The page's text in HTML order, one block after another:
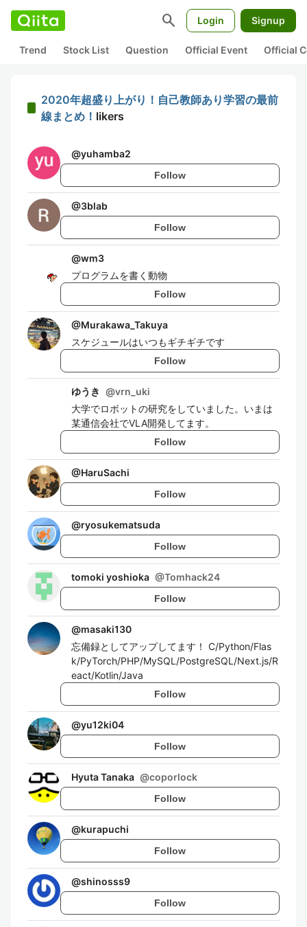
search Login Signup
Trend Stock List Question Official Event Official
2020年超盛り上がり！自己教師あり学習の最前
線まとめ！ likers
@yuhamba2
Follow
@3blab
Follow
@wm3
プログラムを書く動物
Follow
@Murakawa_Takuya
スケジュールはいつもギチギチです
Follow
ゆうき @vrn_uki
大学でロボットの研究をしていました。いまは
某通信会社でVLA開発してます。
Follow
@HaruSachi
Follow
@ryosukematsuda
Follow
tomoki yoshioka @Tomhack24
Follow
@masaki130
忘備録としてアップしてます！ C/Python/Flas
k/PyTorch/PHP/MySQL/PostgreSQL/Next.js/R
eact/Kotlin/Java
Follow
@yu12ki04
Follow
Hyuta Tanaka @coporlock
Follow
@kurapuchi
Follow
@shinosss9
Follow